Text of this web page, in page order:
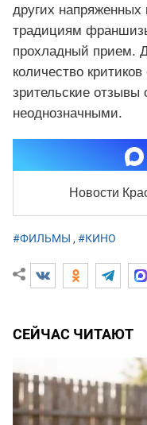
других напряженных
традициям
прохладный прием.
количество
зрительские отзывы
неоднозначными.
Новости
#ФИЛЬМЫ , #КИНО
СЕЙЧАС ЧИТАЮТ